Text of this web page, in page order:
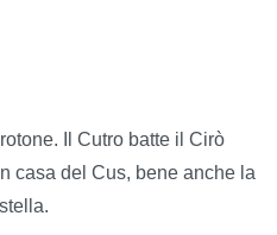
Il Cutro batte il Cirò
casa del Cus, bene anche la